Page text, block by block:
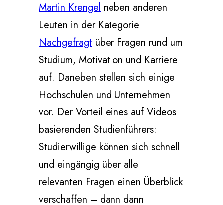
Martin Krengel neben anderen
Leuten in der Kategorie
Nachgefragt über Fragen rund um
Studium, Motivation und Karriere
auf. Daneben stellen sich einige
Hochschulen und Unternehmen
vor. Der Vorteil eines auf Videos
basierenden Studienführers:
Studierwillige können sich schnell
und eingängig über alle
relevanten Fragen einen Überblick
verschaffen – dann dann